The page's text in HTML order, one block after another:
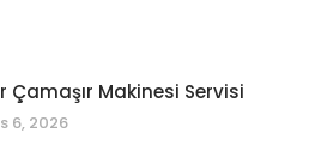
Çamaşır Makinesi Servisi
6, 2026